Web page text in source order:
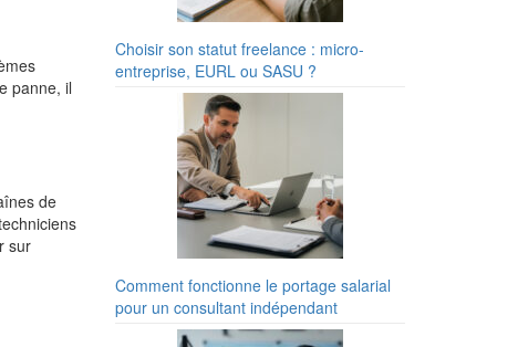
panne, il
de
sur
Choisir son statut freelance : micro-
entreprise, EURL ou SASU ?
Comment fonctionne le portage salarial
pour un consultant indépendant